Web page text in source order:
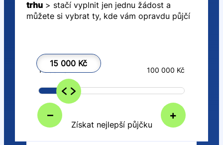
trhu> stačí vyplnit jen jednu žádost a
můžete si vybrat ty, kde vám opravdu půjčí
15 000 Kč
– +
1 000 Kč 100 000 Kč
Získat nejlepší půjčku